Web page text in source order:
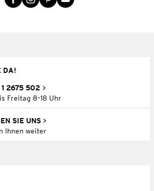
DA!
2675 502
Freitag 8–18 Uhr
SIE UNS
Ihnen weiter